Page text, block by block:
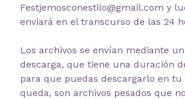
Festjemosconestilo@gmail.com y
enviará en el transcurso de las 24
Los archivos se envían mediante
descarga, que tiene una duración
para que puedas descargarlo en tu
queda, son archivos pesados que